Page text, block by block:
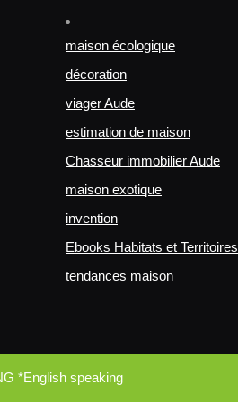
maison écologique
décoration
viager Aude
estimation de maison
Chasseur immobilier Aude
maison exotique
invention
Ebooks Habitats et Territoires
tendances maison
*English speaking